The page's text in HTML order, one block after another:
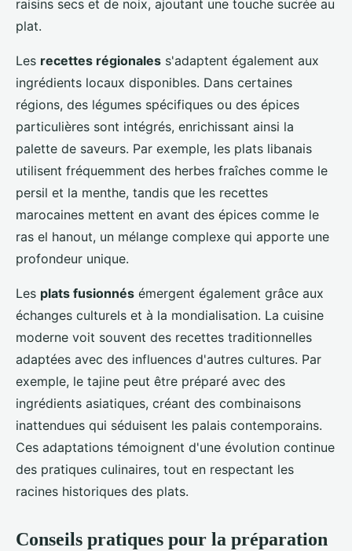
raisins secs et de noix, ajoutant une touche sucrée au
plat.
Les recettes régionales s'adaptent également aux
ingrédients locaux disponibles. Dans certaines
régions, des légumes spécifiques ou des épices
particulières sont intégrés, enrichissant ainsi la
palette de saveurs. Par exemple, les plats libanais
utilisent fréquemment des herbes fraîches comme le
persil et la menthe, tandis que les recettes
marocaines mettent en avant des épices comme le
ras el hanout, un mélange complexe qui apporte une
profondeur unique.
Les plats fusionnés émergent également grâce aux
échanges culturels et à la mondialisation. La cuisine
moderne voit souvent des recettes traditionnelles
adaptées avec des influences d'autres cultures. Par
exemple, le tajine peut être préparé avec des
ingrédients asiatiques, créant des combinaisons
inattendues qui séduisent les palais contemporains.
Ces adaptations témoignent d'une évolution continue
des pratiques culinaires, tout en respectant les
racines historiques des plats.
Conseils pratiques pour la préparation